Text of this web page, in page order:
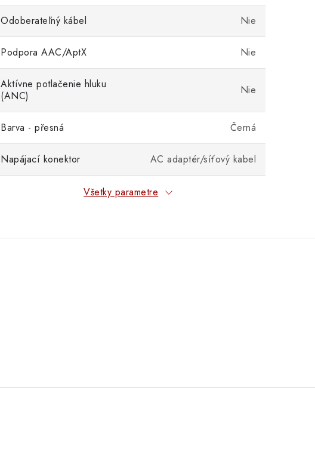
Odoberateľný kábel Nie
Podpora AAC/AptX Nie
Aktívne potlačenie hluku
(ANC)
Nie
Barva - přesná Černá
Napájací konektor AC adaptér/síťový kabel
Všetky parametre